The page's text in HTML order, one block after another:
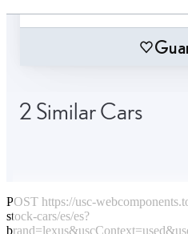
2 Similar Cars
POST https://usc-
stock-cars/es/es?